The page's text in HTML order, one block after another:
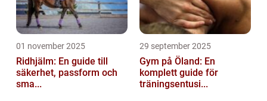
01 november 2025
Ridhjälm: En guide till
säkerhet, passform och
sma...
29 september 2025
Gym på Öland: En
komplett guide för
träningsentusi...